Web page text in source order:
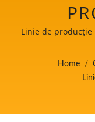
A
Linie de producție
de fabricare a
de
Home /